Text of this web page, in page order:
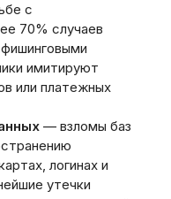
с
70% случаев
имитируют
или платежных
— взломы баз
логинах и
утечки